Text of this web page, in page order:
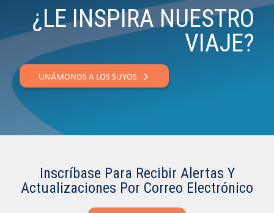
¿LE INSPIRA NUESTRO
VIAJE?
UNÁMONOS A LOS SUYOS
Inscríbase Para Recibir Alertas Y
Actualizaciones Por Correo Electrónico